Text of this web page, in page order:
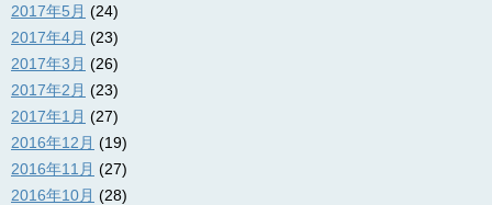
2017年5月 (24)
2017年4月 (23)
2017年3月 (26)
2017年2月 (23)
2017年1月 (27)
2016年12月 (19)
2016年11月 (27)
2016年10月 (28)